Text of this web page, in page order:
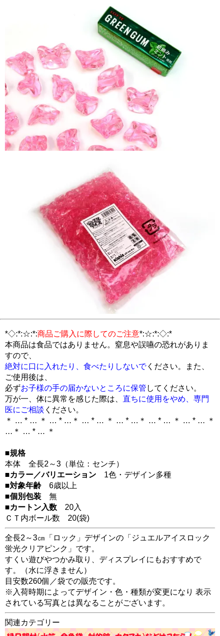
*◇:*:☆:*:商品ご購入に際してのご注意*:☆:*:◇:*
本商品は食品ではありません。窒息や誤嚥の恐れがありま
すので、
絶対に口に入れたり、食べたりしないでください。また、
ご使用後は、
必ずお子様の手の届かないところに保管 してください。
万が一、体に異常を感じた際は、 直ちに使用をやめ、専門
医にご相談 ください。
＊ … * … ＊ … * …＊ … * … ＊ … * …＊ … * … ＊ … * … ＊
…＊ … * … ＊
■規格
本体 全長2～3（単位：センチ）
■カラー／バリエーション 1色・デザイン多種
■対象年齢 6歳以上
■個別包装 無
■カートン入数 20入
ＣＴ内ボール数 20(袋)
全長2～3㎝「ロック」デザインの「ジュエルアイスロック
蛍光クリアピンク」です。
すくい遊びやつかみ取り、ディスプレイにもおすすめで
す。（水に浮きません）
目安数260個／袋での販売です。
※入荷時期によってデザイン・色・種類が変更になり 表示
されている写真とは異なることがございます。
関連カテゴリー